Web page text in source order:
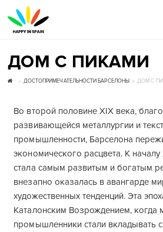
ДОМ С ПИКАМИ
ДОСТОПРИМЕЧАТЕЛЬНОСТИ БАРСЕЛОНЫ ДОМ С
Во второй половине XIX века,
развивающейся металлургии и
промышленности, Барселона
экономического расцвета. К
стала самым развитым и богатым
внезапно оказалась в авангарде
художественных тенденций. Эта
Каталонским Возрождением, когда
промышленники стали вкладывать